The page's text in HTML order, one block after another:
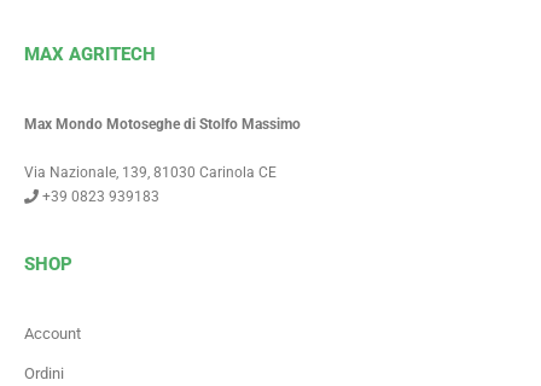
MAX AGRITECH
Max Mondo Motoseghe di Stolfo Massimo
Via Nazionale, 139, 81030 Carinola CE
+39 0823 939183
SHOP
Account
Ordini